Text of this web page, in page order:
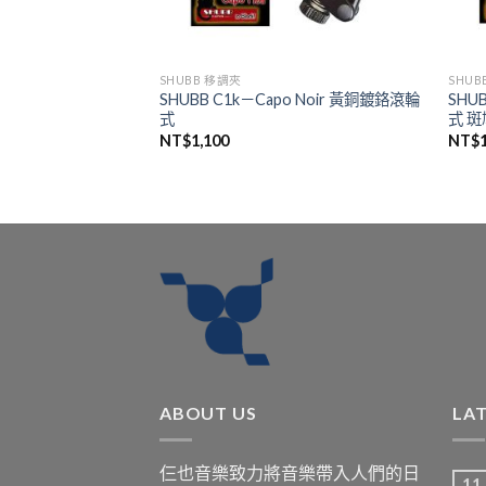
SHUBB 移調夾
SHUBB C1k－Capo Noir 黃銅鍍鉻滾輪
式
NT$1,100
式 斑
NT$
ABOUT US
仨也音樂致力將音樂帶入人們的日